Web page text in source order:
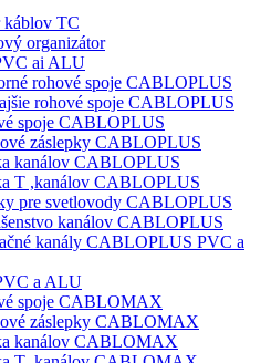
káblov TC
organizátor
ai ALU
rohové spoje CABLOPLUS
rohové spoje CABLOPLUS
spoje CABLOPLUS
záslepky CABLOPLUS
kanálov CABLOPLUS
T ,kanálov CABLOPLUS
pre svetlovody CABLOPLUS
kanálov CABLOPLUS
kanály CABLOPLUS PVC a
a ALU
spoje CABLOMAX
záslepky CABLOMAX
kanálov CABLOMAX